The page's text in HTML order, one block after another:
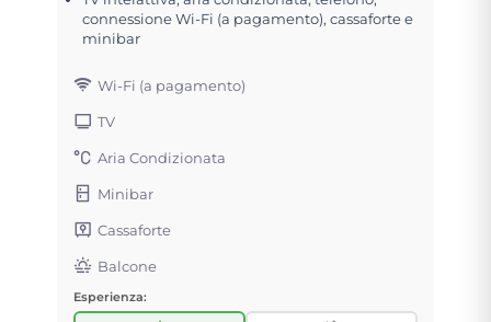
connessione Wi-Fi (a pagamento), cassaforte e
minibar
Wi-Fi (a pagamento)
TV
Aria Condizionata
Minibar
Cassaforte
Balcone
Esperienza: